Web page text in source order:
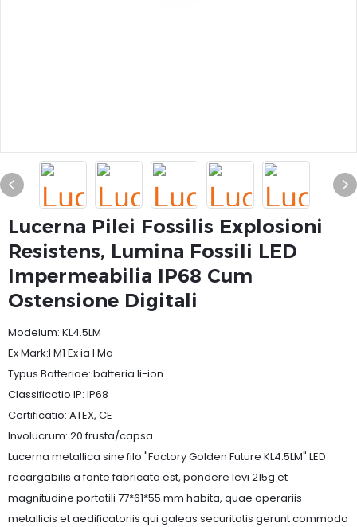
Lucerna Pilei Fossilis Explosioni
Resistens, Lumina Fossili LED
Impermeabilia IP68 Cum
Ostensione Digitali
Modelum: KL4.5LM
Ex Mark:I M1 Ex ia I Ma
Typus Batteriae: batteria li-ion
Classificatio IP: IP68
Certificatio: ATEX, CE
Involucrum: 20 frusta/capsa
Lucerna metallica sine filo "Factory Golden Future KL4.5LM" LED
recargabilis a fonte fabricata est, pondere levi 215g et
magnitudine portatili 77*61*55 mm habita, quae operariis
metallicis et aedificatoriis qui galeas securitatis gerunt commoda